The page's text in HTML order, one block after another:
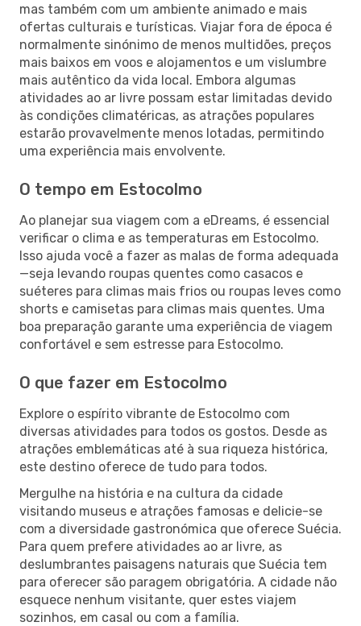
mas também com um ambiente animado e mais
ofertas culturais e turísticas. Viajar fora de época é
normalmente sinónimo de menos multidões, preços
mais baixos em voos e alojamentos e um vislumbre
mais autêntico da vida local. Embora algumas
atividades ao ar livre possam estar limitadas devido
às condições climatéricas, as atrações populares
estarão provavelmente menos lotadas, permitindo
uma experiência mais envolvente.
O tempo em Estocolmo
Ao planejar sua viagem com a eDreams, é essencial
verificar o clima e as temperaturas em Estocolmo.
Isso ajuda você a fazer as malas de forma adequada
—seja levando roupas quentes como casacos e
suéteres para climas mais frios ou roupas leves como
shorts e camisetas para climas mais quentes. Uma
boa preparação garante uma experiência de viagem
confortável e sem estresse para Estocolmo.
O que fazer em Estocolmo
Explore o espírito vibrante de Estocolmo com
diversas atividades para todos os gostos. Desde as
atrações emblemáticas até à sua riqueza histórica,
este destino oferece de tudo para todos.
Mergulhe na história e na cultura da cidade
visitando museus e atrações famosas e delicie-se
com a diversidade gastronómica que oferece Suécia.
Para quem prefere atividades ao ar livre, as
deslumbrantes paisagens naturais que Suécia tem
para oferecer são paragem obrigatória. A cidade não
esquece nenhum visitante, quer estes viajem
sozinhos, em casal ou com a família.